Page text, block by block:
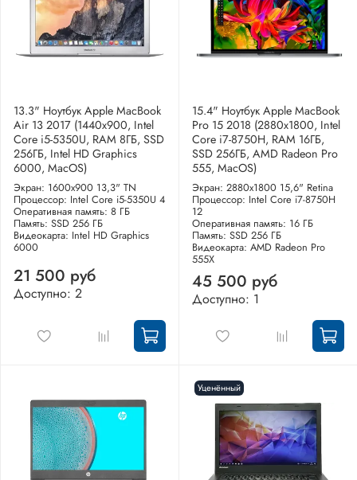
13.3" Ноутбук Apple MacBook
Air 13 2017 (1440x900, Intel
Core i5-5350U, RAM 8ГБ, SSD
256ГБ, Intel HD Graphics
6000, MacOS)
Экран: 1600x900 13,3" TN
Процессор: Intel Core i5-5350U 4
Оперативная память: 8 ГБ
Память: SSD 256 ГБ
Видеокарта: Intel HD Graphics
6000
21 500 руб
Доступно: 2
15.4" Ноутбук Apple MacBook
Pro 15 2018 (2880x1800, Intel
Core i7-8750H, RAM 16ГБ,
SSD 256ГБ, AMD Radeon Pro
555, MacOS)
Экран: 2880x1800 15,6" Retina
Процессор: Intel Core i7-8750H
12
Оперативная память: 16 ГБ
Память: SSD 256 ГБ
Видеокарта: AMD Radeon Pro
555X
45 500 руб
Доступно: 1
Уценённый